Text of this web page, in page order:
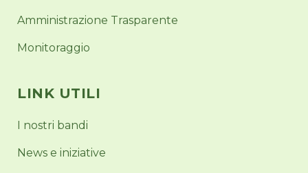
Amministrazione Trasparente
Monitoraggio
LINK UTILI
I nostri bandi
News e iniziative